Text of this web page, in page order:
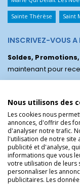
Sainte Thérèse Saint
INSCRIVEZ-VOUS A
Soldes,
maintenant pour
La Boutique des
Nous utilisons des
Les cookies nous
annonces, d'offrir des
d'analyser notre trafic.
l'utilisation de notre site
publicité et d'analyse,
informations que vous
votre utilisation de leurs
personnaliser les
publicitaires. Les